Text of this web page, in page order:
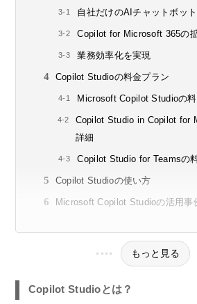
自社だけのAIチャットボッ
Copilot for Microsoft 365の
業務効率化を実現
Copilot Studioの料金プラン
Microsoft Copilot Studioの
Copilot Studio in Copilot for
詳細
Copilot Studio for Teamsの
Copilot Studioの使い方
Microsoft Copilot Studioの活用事
もっと見る
Copilot Studioとは？